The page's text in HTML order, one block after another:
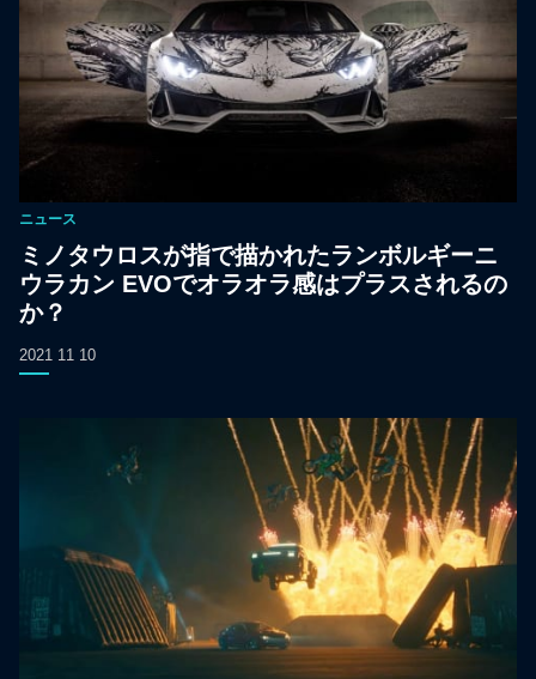
ニュース
ミノタウロスが指で描かれたランボルギーニ
ウラカン EVOでオラオラ感はプラスされるの
か？
2021 11 10